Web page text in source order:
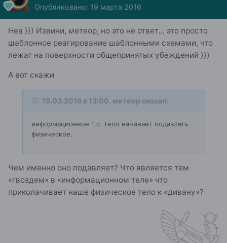
Опубликовано: 19 марта 2016
Неа ))) Извини, метеор, но это не ответ… это просто
шаблонное реагирование шаблонными схемами, что
лежат на поверхности общепринятых убеждений )))
А вот скажи
19.03.2016 в 13:00, метеор сказал:
информационное т.с. тело начинает подавлять
физическое.
Чем именно оно подавляет? Что является тем
«гвоздем» в «информационном теле» что
приколачивает наше физическое тело к «дивану»?
"